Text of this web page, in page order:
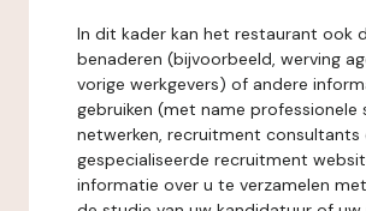
In dit kader kan het restaurant ook
benaderen (bijvoorbeeld, werving
vorige werkgevers) of andere
gebruiken (met name professionele
netwerken, recruitment consultants
gespecialiseerde recruitment
informatie over u te verzamelen